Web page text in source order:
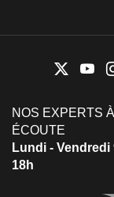
NOS EXPERTS
ÉCOUTE
Lundi - Vendredi
18h